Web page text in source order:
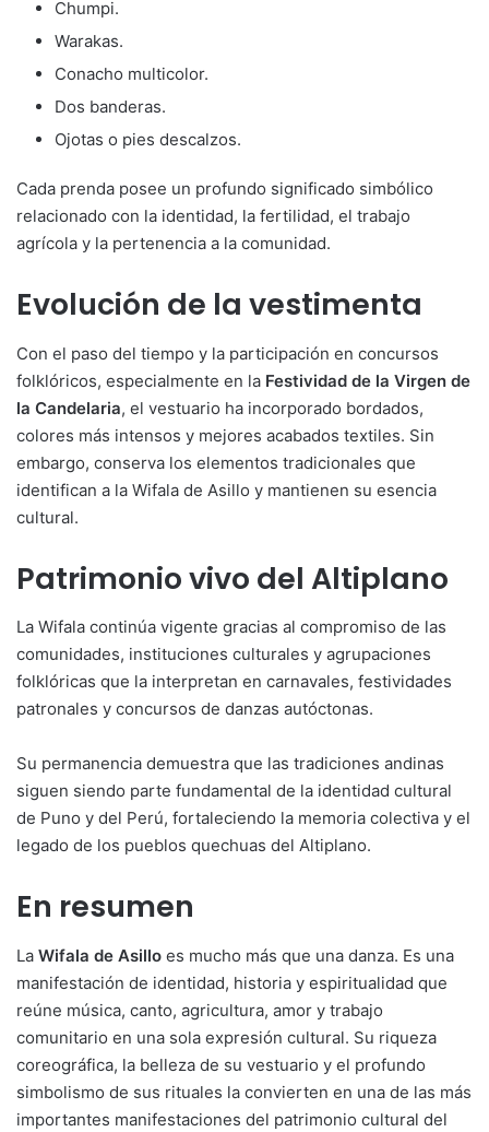
Chumpi.
Warakas.
Conacho multicolor.
Dos banderas.
Ojotas o pies descalzos.
Cada prenda posee un profundo significado simbólico
relacionado con la identidad, la fertilidad, el trabajo
agrícola y la pertenencia a la comunidad.
Evolución de la vestimenta
Con el paso del tiempo y la participación en concursos
folklóricos, especialmente en la Festividad de la Virgen de
la Candelaria, el vestuario ha incorporado bordados,
colores más intensos y mejores acabados textiles. Sin
embargo, conserva los elementos tradicionales que
identifican a la Wifala de Asillo y mantienen su esencia
cultural.
Patrimonio vivo del Altiplano
La Wifala continúa vigente gracias al compromiso de las
comunidades, instituciones culturales y agrupaciones
folklóricas que la interpretan en carnavales, festividades
patronales y concursos de danzas autóctonas.
Su permanencia demuestra que las tradiciones andinas
siguen siendo parte fundamental de la identidad cultural
de Puno y del Perú, fortaleciendo la memoria colectiva y el
legado de los pueblos quechuas del Altiplano.
En resumen
La Wifala de Asillo es mucho más que una danza. Es una
manifestación de identidad, historia y espiritualidad que
reúne música, canto, agricultura, amor y trabajo
comunitario en una sola expresión cultural. Su riqueza
coreográfica, la belleza de su vestuario y el profundo
simbolismo de sus rituales la convierten en una de las más
importantes manifestaciones del patrimonio cultural del